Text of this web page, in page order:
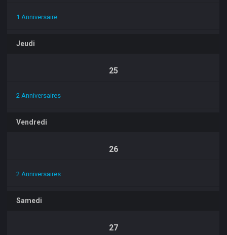
1 Anniversaire
Jeudi
25
2 Anniversaires
Vendredi
26
2 Anniversaires
Samedi
27